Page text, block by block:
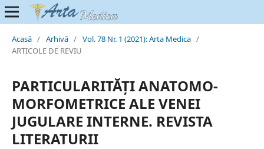
Acasă / Arhivă / Vol. 78 Nr. 1 (2021): Arta Medica /
ARTICOLE DE REVIU
PARTICULARITĂȚI ANATOMO-
MORFOMETRICE ALE VENEI
JUGULARE INTERNE. REVISTA
LITERATURII